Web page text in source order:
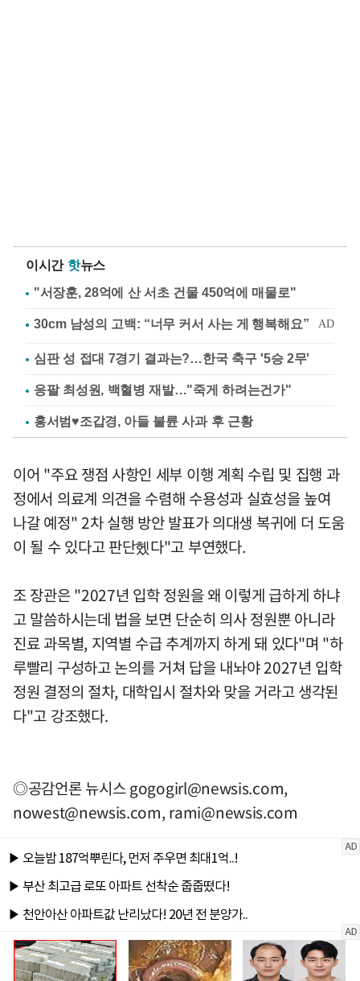
이시간 핫뉴스
"서장훈, 28억에 산 서초 건물 450억에 매물로"
심판 성 접대 7경기 결과는?…한국 축구 '5승 2무'
응팔 최성원, 백혈병 재발…"죽게 하려는건가"
홍서범♥조갑경, 아들 불륜 사과 후 근황
이어 "주요 쟁점 사항인 세부 이행 계획 수립 및 집행 과
정에서 의료계 의견을 수렴해 수용성과 실효성을 높여
나갈 예정" 2차 실행 방안 발표가 의대생 복귀에 더 도움
이 될 수 있다고 판단헸다"고 부연했다.
조 장관은 "2027년 입학 정원을 왜 이렇게 급하게 하냐
고 말씀하시는데 법을 보면 단순히 의사 정원뿐 아니라
진료 과목별, 지역별 수급 추계까지 하게 돼 있다"며 "하
루빨리 구성하고 논의를 거쳐 답을 내놔야 2027년 입학
정원 결정의 절차, 대학입시 절차와 맞을 거라고 생각된
다"고 강조했다.
◎공감언론 뉴시스gogogirl@newsis.com,
nowest@newsis.com,rami@newsis.com